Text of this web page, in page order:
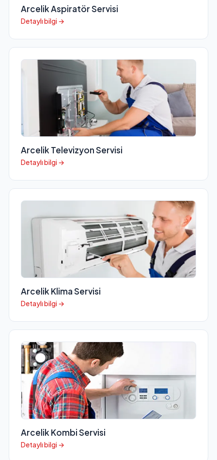
Arcelik Aspiratör Servisi
Detaylı bilgi →
Arcelik Televizyon Servisi
Detaylı bilgi →
Arcelik Klima Servisi
Detaylı bilgi →
Arcelik Kombi Servisi
Detaylı bilgi →